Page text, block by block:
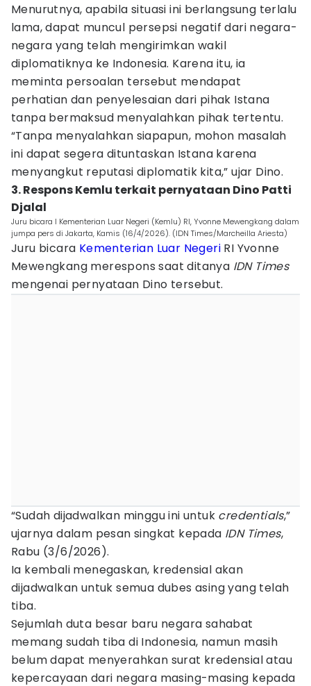
Menurutnya, apabila situasi ini berlangsung terlalu
lama, dapat muncul persepsi negatif dari negara-
negara yang telah mengirimkan wakil
diplomatiknya ke Indonesia. Karena itu, ia
meminta persoalan tersebut mendapat
perhatian dan penyelesaian dari pihak Istana
tanpa bermaksud menyalahkan pihak tertentu.
“Tanpa menyalahkan siapapun, mohon masalah
ini dapat segera dituntaskan Istana karena
menyangkut reputasi diplomatik kita,” ujar Dino.
3. Respons Kemlu terkait pernyataan Dino Patti
Djalal
Juru bicara I Kementerian Luar Negeri (Kemlu) RI, Yvonne Mewengkang dalam
jumpa pers di Jakarta, Kamis (16/4/2026). (IDN Times/Marcheilla Ariesta)
Juru bicara Kementerian Luar Negeri RI Yvonne
Mewengkang merespons saat ditanya IDN Times
mengenai pernyataan Dino tersebut.
“Sudah dijadwalkan minggu ini untuk credentials,”
ujarnya dalam pesan singkat kepada IDN Times,
Rabu (3/6/2026).
Ia kembali menegaskan, kredensial akan
dijadwalkan untuk semua dubes asing yang telah
tiba.
Sejumlah duta besar baru negara sahabat
memang sudah tiba di Indonesia, namun masih
belum dapat menyerahkan surat kredensial atau
kepercayaan dari negara masing-masing kepada